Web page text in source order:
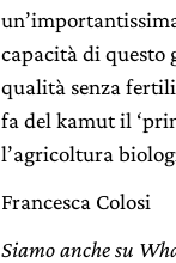
capacità di questo
qualità senza
fa del kamut il
l’agricoltura
Francesca Colosi
Siamo anche su